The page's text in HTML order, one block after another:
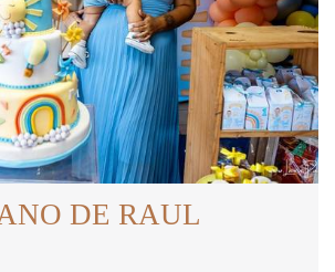
DE RAUL